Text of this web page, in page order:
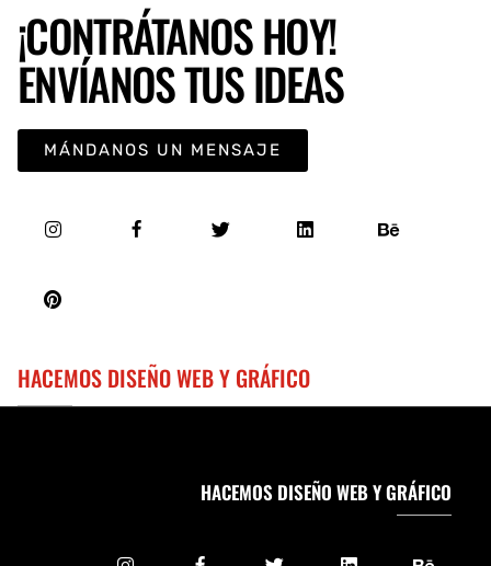
¡CONTRÁTANOS HOY!
ENVÍANOS TUS IDEAS
MÁNDANOS UN MENSAJE
HACEMOS DISEÑO WEB Y GRÁFICO
HACEMOS DISEÑO WEB Y GRÁFICO